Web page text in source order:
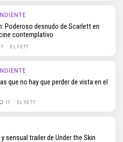
Poderoso desnudo de Scarlett en
contemplativo
7 EL FETT
que no hay que perder de vista en el
17 EL FETT
sensual trailer de Under the Skin